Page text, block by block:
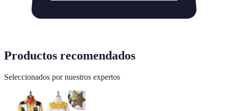
Productos recomendados
Seleccionados por nuestros expertos